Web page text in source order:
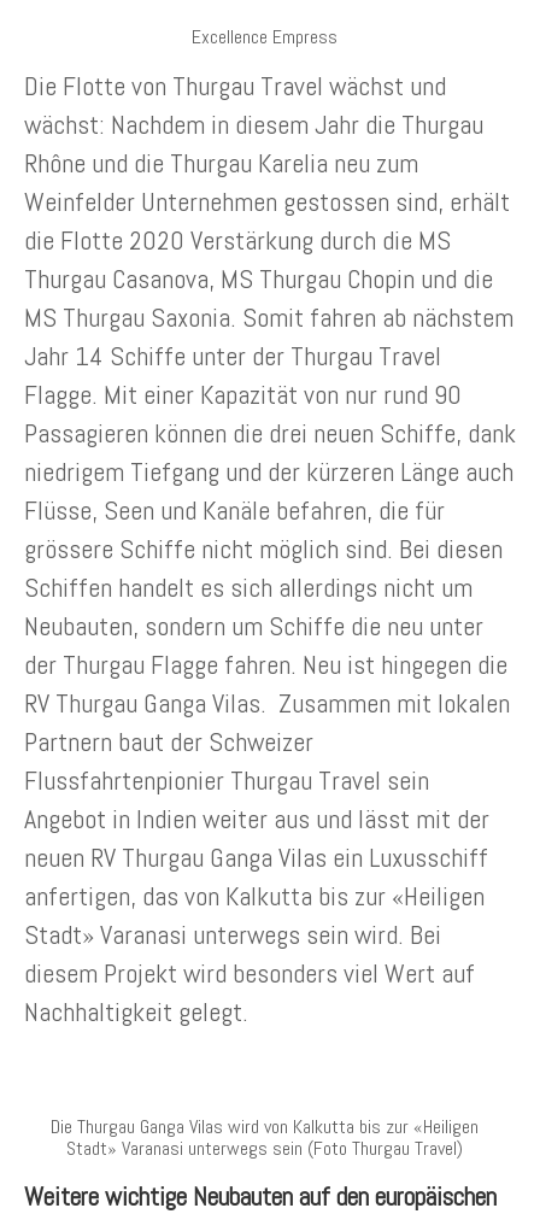
Excellence Empress
Die Flotte von Thurgau Travel wächst und
wächst: Nachdem in diesem Jahr die Thurgau
Rhône und die Thurgau Karelia neu zum
Weinfelder Unternehmen gestossen sind, erhält
die Flotte 2020 Verstärkung durch die MS
Thurgau Casanova, MS Thurgau Chopin und die
MS Thurgau Saxonia. Somit fahren ab nächstem
Jahr 14 Schiffe unter der Thurgau Travel
Flagge. Mit einer Kapazität von nur rund 90
Passagieren können die drei neuen Schiffe, dank
niedrigem Tiefgang und der kürzeren Länge auch
Flüsse, Seen und Kanäle befahren, die für
grössere Schiffe nicht möglich sind. Bei diesen
Schiffen handelt es sich allerdings nicht um
Neubauten, sondern um Schiffe die neu unter
der Thurgau Flagge fahren. Neu ist hingegen die
RV Thurgau Ganga Vilas. Zusammen mit lokalen
Partnern baut der Schweizer
Flussfahrtenpionier Thurgau Travel sein
Angebot in Indien weiter aus und lässt mit der
neuen RV Thurgau Ganga Vilas ein Luxusschiff
anfertigen, das von Kalkutta bis zur «Heiligen
Stadt» Varanasi unterwegs sein wird. Bei
diesem Projekt wird besonders viel Wert auf
Nachhaltigkeit gelegt.
Die Thurgau Ganga Vilas wird von Kalkutta bis zur «Heiligen
Stadt» Varanasi unterwegs sein (Foto Thurgau Travel)
Weitere wichtige Neubauten auf den europäischen